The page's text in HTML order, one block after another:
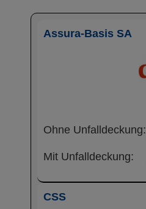
Assura-Basis SA
Ohne Unfalldeckung:
Mit Unfalldeckung:
CSS